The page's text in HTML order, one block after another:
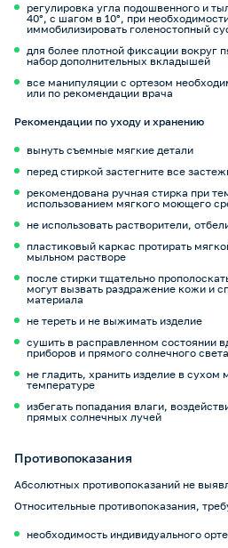
регулировка угла подошвенного и
40°, с шагом в 10°, при
иммобилизировать голеностопный
для более плотной фиксации вокруг
набор дополнительных вкладышей
все манипуляции с ортезом
или по рекомендации врача
Рекомендации по уходу и хранению
вынуть съемные мягкие детали
перед стиркой застегните все
рекомендована ручная стирка при
использованием мягкого моющего
не использовать растворители,
пластиковый каркас протирать
мыльном растворе
после стирки тщательно
могут вызвать раздражение кожи и
материала
не тереть и не выжимать изделие
сушить в расправленном состоянии
приборов и прямого солнечного света
не гладить, хранить изделие в сухом
температуре
избегать попадания влаги,
прямых солнечных лучей
Противопоказания
Абсолютных противопоказаний не
Относительные противопоказания,
необходимость индивидуального